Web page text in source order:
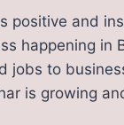
positive and
happening in
jobs to
is growing